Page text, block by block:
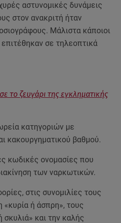
αστυνομικές δυνάμεις
στον ανακριτή ήταν
Μάλιστα κάποιοι
σε τηλεοπτικά
ζευγάρι της εγκληματικής
κατηγοριών με
κακουργηματικού βαθμού.
κωδικές ονομασίες που
των ναρκωτικών.
στις συνομιλίες τους
«κυρία ή άσπρη», τους
και την καλής